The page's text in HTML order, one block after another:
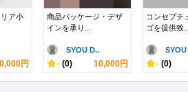
ア小
円
商品パッケージ・デザ
インを承り...
SYOU D..
- (0) 10,000円
コンセプチ
ゴを提供致...
SYOU
- (0)